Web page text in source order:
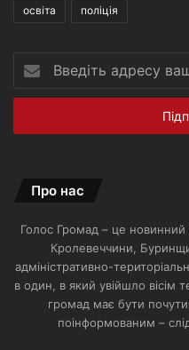
освіта поліція
адресу
вашої
пошти
Про нас
Голос Громад – це новинний
Кролевеччини,
адміністративно-
в один, в який увійшло вісім
громад має бути
поінформованим –